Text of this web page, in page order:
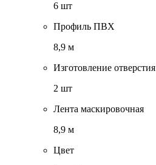
6 шт
Профиль ПВХ
8,9 м
Изготовление отверстия
2 шт
Лента маскировочная
8,9 м
Цвет